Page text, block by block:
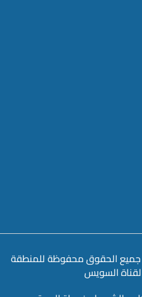
الطبع والنشر @ 2026. جميع الحقوق محفوظة للمنطقة
لقناة السويس